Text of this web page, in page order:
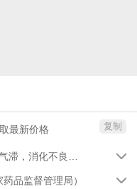
最新价格 复制

药品监督管理局） 